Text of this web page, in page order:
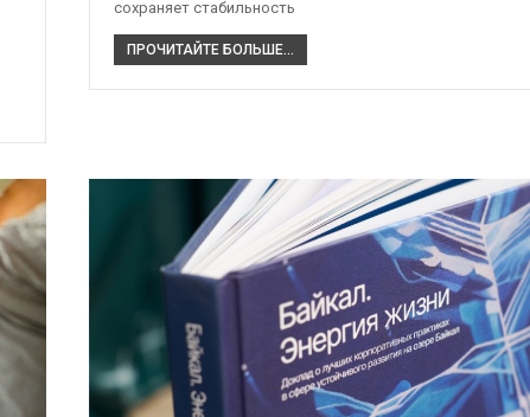
сохраняет стабильность
ПРОЧИТАЙТЕ БОЛЬШЕ...